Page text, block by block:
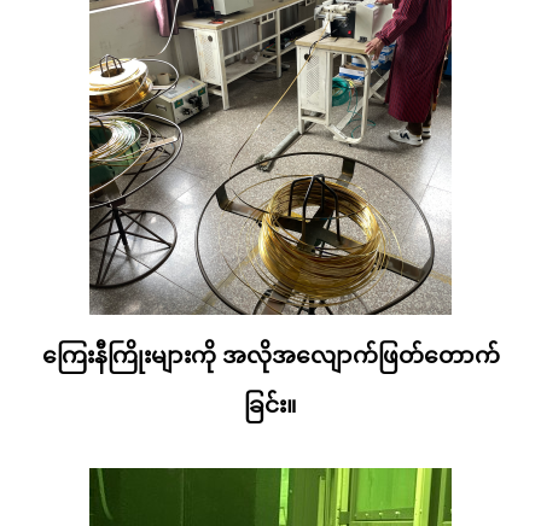
ကြေးနီကြိုးများကို အလိုအလျောက်ဖြတ်တောက်
ခြင်း။